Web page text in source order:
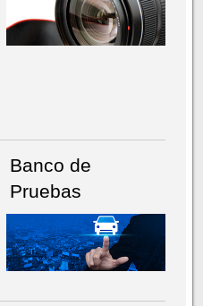
Banco de
Pruebas